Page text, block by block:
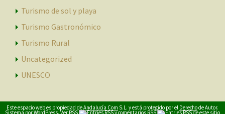
Turismo de sol y playa
Turismo Gastronómico
Turismo Rural
Uncategorized
UNESCO
Este espacio web es propiedad deAndalucía Com S.L. y está protegido por el Derechode Autor.
Sistema porWordPress. Ver RSS ycomentarios RSS de este sitio